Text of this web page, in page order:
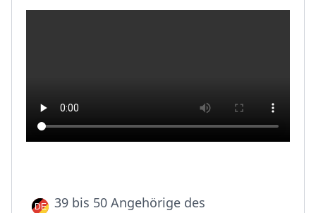
39 bis 50 Angehörige des